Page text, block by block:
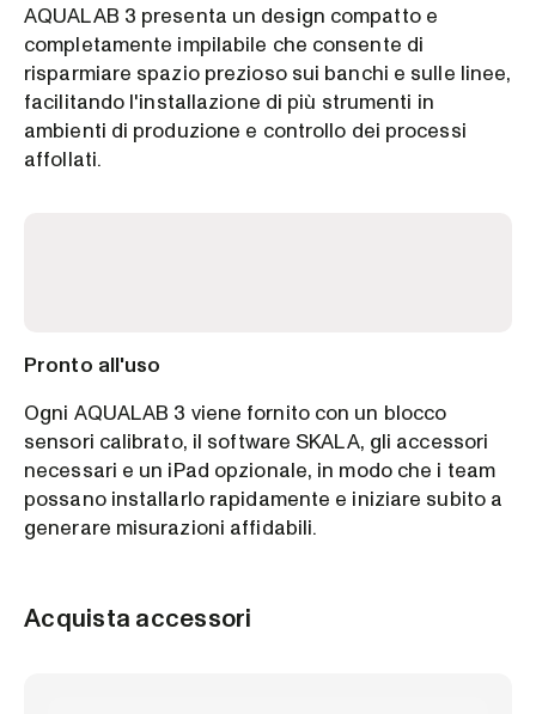
AQUALAB 3 presenta un design compatto e
completamente impilabile che consente di
risparmiare spazio prezioso sui banchi e sulle linee,
facilitando l'installazione di più strumenti in
ambienti di produzione e controllo dei processi
affollati.
Pronto all'uso
Ogni AQUALAB 3 viene fornito con un blocco
sensori calibrato, il software SKALA, gli accessori
necessari e un iPad opzionale, in modo che i team
possano installarlo rapidamente e iniziare subito a
generare misurazioni affidabili.
Acquista accessori